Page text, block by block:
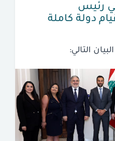
رئيس
دولة كاملة
التالي: